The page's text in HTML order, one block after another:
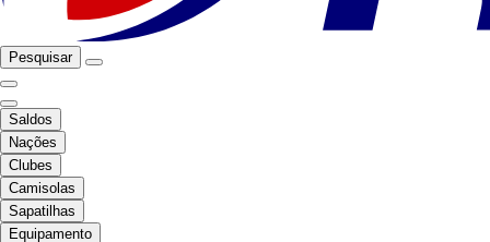
Pesquisar
Saldos
Nações
Clubes
Camisolas
Sapatilhas
Equipamento